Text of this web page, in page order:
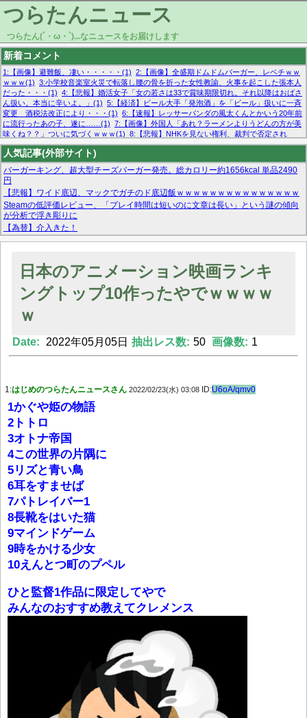
つらたんニュース
つらたん(´・ω・`)...なニュースをお届けします
新着コメント
1:【画像】避難飯、凄い・・・・・(1) 2:【画像】全盛期ドムドムバーガー、レベチｗｗ
ｗｗｗ(1) 3:小学校音楽室火災で転落し腰の骨を折った女性教諭、火事を起こした張本人
だった・・・(1) 4:【悲報】婚活女子「女の若さは33で賞味期限切れ。それ以降はおばさ
ん扱い。本当に辛いよ。」(1) 5:【経済】ビール大手「発泡酒」を「ビール」扱いに一斉
変更 酒税法改正により・・・(1) 6:【速報】レッサーパンダの風太くんとかいう20年前
に流行ったあの子、遂に……(1) 7:【画像】外国人「あれ？ラーメンよりうどんの方が美
味くね？？」ついに気づくｗｗｗ(1) 8:【悲報】NHKを見ない権利、裁判で否定され
る・・・(1) 9:欧州委員長「原発縮小は間違いでした」(1) 10:【悲報】日本企業の人手不
足、限界突破 52%「正社員も足りてません…」(1)
人気記事(外部サイト)
バーガーキング、超大型チーズバーガー発売。総カロリー約1656kcal 単品2490
円
【悲報】ワイド底辺、マックでガチのド底辺飯ｗｗｗｗｗｗｗｗｗｗｗｗｗｗｗ
Steamの低評価レビュー、「プレイ時間は短いのに文章は長い」という謎の傾向
が分析で浮き彫りに
【為替】介入きた！
マーベル帝国、まさかの反省！？『サンダーボルツ』の高評価は本物か？ディズ
【モー娘。石田亜佑美】ファーストテイク出演も新規獲得ならず？北川莉央が1
【画像あり】FacebookとかTwitterで拾ったエロ画像貼ってくよ
日本のアニメーション映画ランキ
ングトップ10作ったやでｗｗｗｗ
ｗ
Date: 2022年05月05日 抽出レス数: 50 画像数: 1
1:はじめのつらたんニュースさん 2022/02/23(水) 03:08 ID:U6oA/qmv0
1かぐや姫の物語
2トトロ
3オトナ帝国
4この世界の片隅に
5リズと青い鳥
6耳をすませば
7パトレイバー1
8長靴をはいた猫
9マインドゲーム
9時をかける少女
10えんとつ町のプペル
ひと監督1作品に限定してやで
みんなのおすすめ教えてクレメンス